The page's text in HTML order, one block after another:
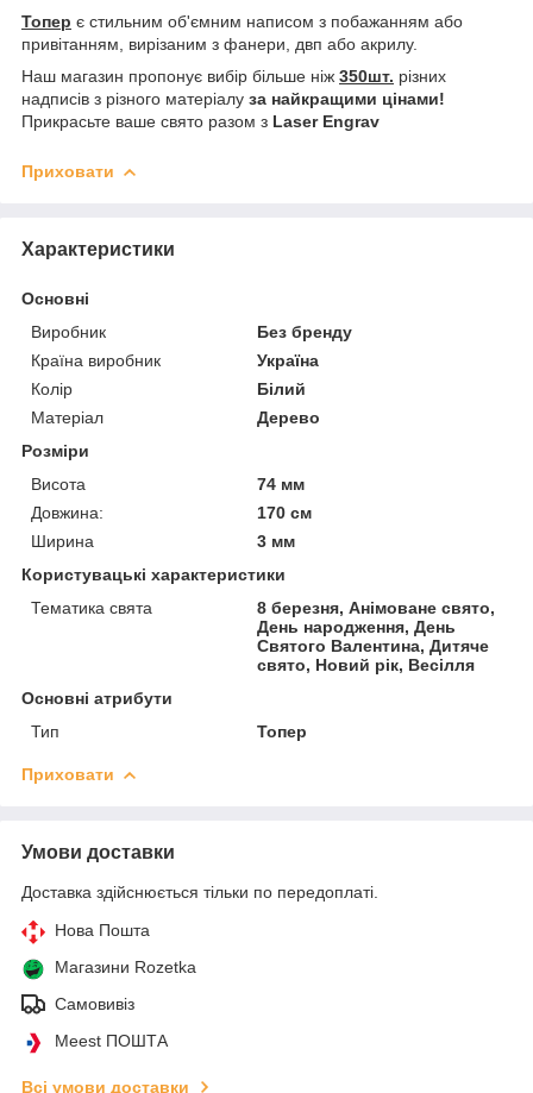
Топер є стильним об'ємним написом з побажанням або
привітанням, вирізаним з фанери, двп або акрилу.
Наш магазин пропонує вибір більше ніж 350шт. різних
надписів з різного матеріалу за найкращими цінами!
Прикрасьте ваше свято разом з Laser Engrav
Приховати
Характеристики
Основні
Виробник
Без бренду
Країна виробник
Україна
Колір
Білий
Матеріал
Дерево
Розміри
Висота
74 мм
Довжина:
170 см
Ширина
3 мм
Користувацькі характеристики
Тематика свята
8 березня, Анімоване свято,
День народження, День
Святого Валентина, Дитяче
свято, Новий рік, Весілля
Основні атрибути
Тип
Топер
Приховати
Умови доставки
Доставка здійснюється тільки по передоплаті.
Нова Пошта
Магазини Rozetka
Самовивіз
Meest ПОШТА
Всі умови доставки